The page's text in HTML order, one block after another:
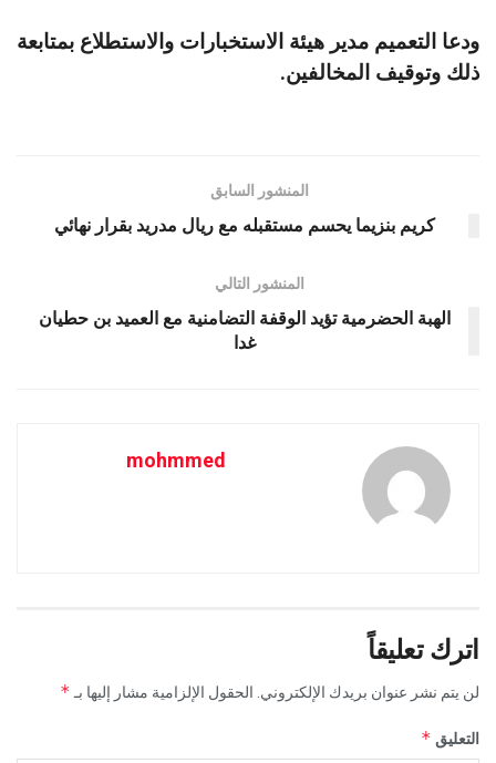
ودعا التعميم مدير هيئة الاستخبارات والاستطلاع بمتابعة
ذلك وتوقيف المخالفين.
المنشور السابق
كريم بنزيما يحسم مستقبله مع ريال مدريد بقرار نهائي
المنشور التالي
الهبة الحضرمية تؤيد الوقفة التضامنية مع العميد بن حطيان
غدا
mohmmed
اترك تعليقاً
لن يتم نشر عنوان بريدك الإلكتروني. الحقول الإلزامية مشار إليها بـ *
التعليق *